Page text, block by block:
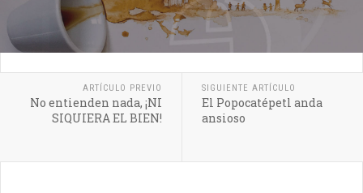
ARTÍCULO PREVIO
No entienden nada, ¡NI
SIQUIERA EL BIEN!
SIGUIENTE ARTÍCULO
El Popocatépetl anda
ansioso